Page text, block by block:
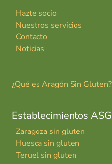
Hazte socio
Nuestros servicios
Contacto
Noticias
¿Qué es Aragón Sin Gluten?
Establecimientos ASG
Zaragoza sin gluten
Huesca sin gluten
Teruel sin gluten